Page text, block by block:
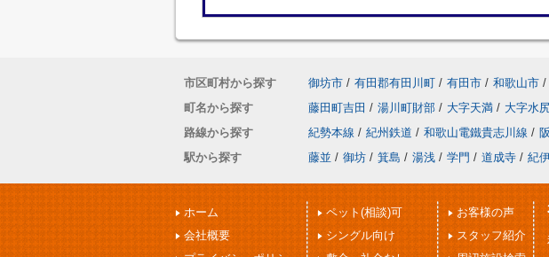
市区町村から探す 御坊市 / 有田郡有田川町 / 有田市 / 和歌山市 /
町名から探す
藤田町吉田 / 湯川町財部 / 大字天満 / 大字水
路線から探す
紀勢本線 / 紀州鉄道 / 和歌山電鐵貴志川線 /
駅から探す
藤並 / 御坊 / 箕島 / 湯浅 / 学門 / 道成寺 / 紀
ホーム
会社概要
ペット(相談)可
シングル向け
お客様の声
スタッフ紹介